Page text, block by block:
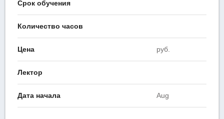
Срок обучения
Количество часов
Цена руб.
Лектор
Дата начала Aug